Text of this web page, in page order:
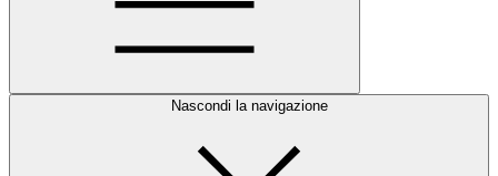
Nascondi la navigazione